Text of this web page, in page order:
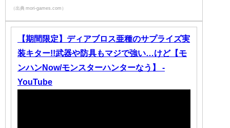
（出典 mori-games.com）
【期間限定】ディアブロス亜種のサプライズ実
装キター!!武器や防具もマジで強い…けど【モ
ンハンNow/モンスターハンターなう】 -
YouTube